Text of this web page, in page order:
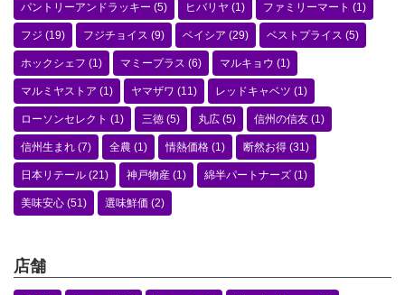
パントリーアンドラッキー (5) ヒバリヤ (1) ファミリーマート (1)
フジ (19) フジチョイス (9) ベイシア (29) ベストプライス (5)
ホックシェフ (1) マミープラス (6) マルキョウ (1)
マルミヤストア (1) ヤマザワ (11) レッドキャベツ (1)
ローソンセレクト (1) 三徳 (5) 丸広 (5) 信州の信友 (1)
信州生まれ (7) 全農 (1) 情熱価格 (1) 断然お得 (31)
日本リテール (21) 神戸物産 (1) 綿半パートナーズ (1)
美味安心 (51) 選味鮮価 (2)
店舗